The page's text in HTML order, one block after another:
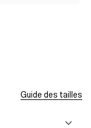
Guide des tailles